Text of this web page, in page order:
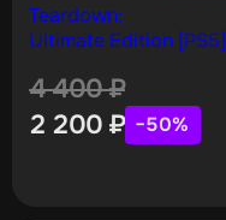
Teardown:
Ultimate Edition [PS5]
4 400₽
2 200 ₽ −50%